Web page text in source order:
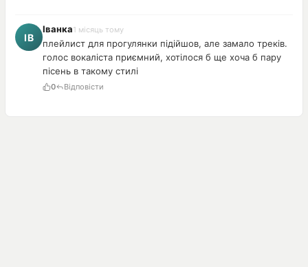
Іванка1 місяць тому
плейлист для прогулянки підійшов, але замало треків.
голос вокаліста приємний, хотілося б ще хоча б пару
пісень в такому стилі
0 Відповісти